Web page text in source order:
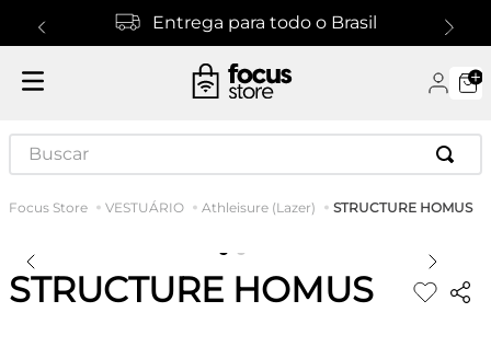
Entrega para todo o Brasil
Buscar
VESTUÁRIO Athleisure (Lazer) STRUCTURE HOMUS
STRUCTURE HOMUS